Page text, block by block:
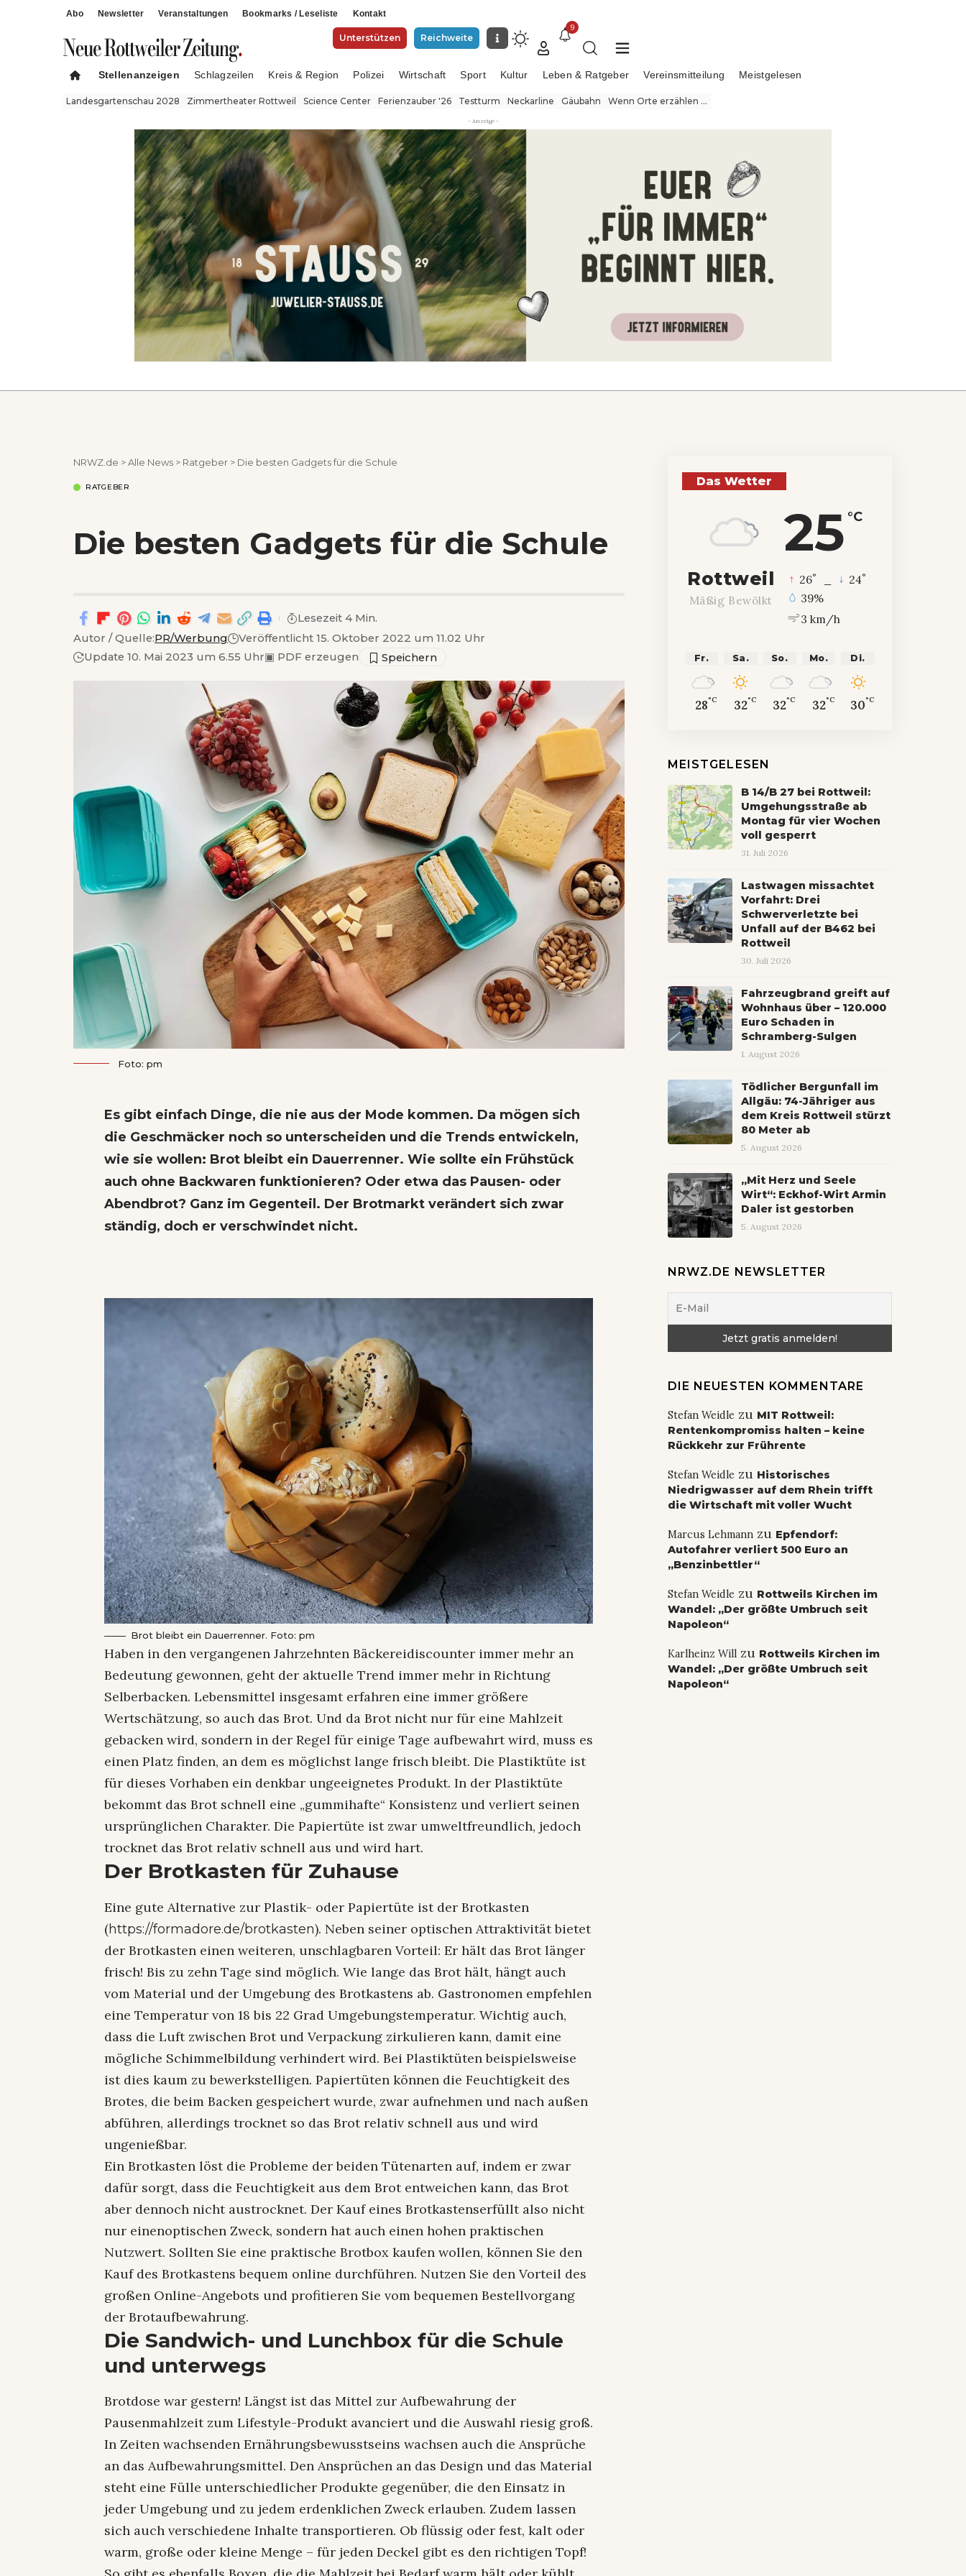
Abo Newsletter Veranstaltungen Bookmarks / Leseliste Kontakt
Unterstützen Reichweite
9
Stellenanzeigen Schlagzeilen Kreis & Region Polizei Wirtschaft Sport Kultur Leben & Ratgeber Vereinsmitteilung Meistgelesen
Landesgartenschau 2028 Zimmertheater Rottweil Science Center Ferienzauber '26 Testturm Neckarline Gäubahn Wenn Orte erzählen ...
- Anzeige -
NRWZ.de >Alle News > Ratgeber > Die besten Gadgets für die Schule
RATGEBER
Die besten Gadgets für die Schule
Autor / Quelle:PR/Werbung
Veröffentlicht 15. Oktober 2022 um 11.02 Uhr
Update 10. Mai 2023 um 6.55 Uhr▣ PDF erzeugen
Lesezeit 4 Min.
Foto: pm
Es gibt einfach Dinge, die nie aus der Mode kommen. Da mögen sich
die Geschmäcker noch so unterscheiden und die Trends entwickeln,
wie sie wollen: Brot bleibt ein Dauerrenner. Wie sollte ein Frühstück
auch ohne Backwaren funktionieren? Oder etwa das Pausen- oder
Abendbrot? Ganz im Gegenteil. Der Brotmarkt verändert sich zwar
ständig, doch er verschwindet nicht.
Brot bleibt ein Dauerrenner. Foto: pm
Haben in den vergangenen Jahrzehnten Bäckereidiscounter immer mehr an
Bedeutung gewonnen, geht der aktuelle Trend immer mehr in Richtung
Selberbacken. Lebensmittel insgesamt erfahren eine immer größere
Wertschätzung, so auch das Brot. Und da Brot nicht nur für eine Mahlzeit
gebacken wird, sondern in der Regel für einige Tage aufbewahrt wird, muss es
einen Platz finden, an dem es möglichst lange frisch bleibt. Die Plastiktüte ist
für dieses Vorhaben ein denkbar ungeeignetes Produkt. In der Plastiktüte
bekommt das Brot schnell eine „gummihafte“ Konsistenz und verliert seinen
ursprünglichen Charakter. Die Papiertüte ist zwar umweltfreundlich, jedoch
trocknet das Brot relativ schnell aus und wird hart.
Der Brotkasten für Zuhause
Eine gute Alternative zur Plastik- oder Papiertüte ist der Brotkasten
(https://formadore.de/brotkasten). Neben seiner optischen Attraktivität bietet
der Brotkasten einen weiteren, unschlagbaren Vorteil: Er hält das Brot länger
frisch! Bis zu zehn Tage sind möglich. Wie lange das Brot hält, hängt auch
vom Material und der Umgebung des Brotkastens ab. Gastronomen empfehlen
eine Temperatur von 18 bis 22 Grad Umgebungstemperatur. Wichtig auch,
dass die Luft zwischen Brot und Verpackung zirkulieren kann, damit eine
mögliche Schimmelbildung verhindert wird. Bei Plastiktüten beispielsweise
ist dies kaum zu bewerkstelligen. Papiertüten können die Feuchtigkeit des
Brotes, die beim Backen gespeichert wurde, zwar aufnehmen und nach außen
abführen, allerdings trocknet so das Brot relativ schnell aus und wird
ungenießbar.
Ein Brotkasten löst die Probleme der beiden Tütenarten auf, indem er zwar
dafür sorgt, dass die Feuchtigkeit aus dem Brot entweichen kann, das Brot
aber dennoch nicht austrocknet. Der Kauf eines Brotkastenserfüllt also nicht
nur einenoptischen Zweck, sondern hat auch einen hohen praktischen
Nutzwert. Sollten Sie eine praktische Brotbox kaufen wollen, können Sie den
Kauf des Brotkastens bequem online durchführen. Nutzen Sie den Vorteil des
großen Online-Angebots und profitieren Sie vom bequemen Bestellvorgang
der Brotaufbewahrung.
Die Sandwich- und Lunchbox für die Schule
und unterwegs
Brotdose war gestern! Längst ist das Mittel zur Aufbewahrung der
Pausenmahlzeit zum Lifestyle-Produkt avanciert und die Auswahl riesig groß.
In Zeiten wachsenden Ernährungsbewusstseins wachsen auch die Ansprüche
an das Aufbewahrungsmittel. Den Ansprüchen an das Design und das Material
steht eine Fülle unterschiedlicher Produkte gegenüber, die den Einsatz in
jeder Umgebung und zu jedem erdenklichen Zweck erlauben. Zudem lassen
sich auch verschiedene Inhalte transportieren. Ob flüssig oder fest, kalt oder
warm, große oder kleine Menge – für jeden Deckel gibt es den richtigen Topf!
Das Wetter
25 °C
Rottweil
Mäßig Bewölkt
26° 24°
39%
3 km/h
Fr.
28°C
Sa.
32°C
So.
32°C
Mo.
32°C
Di.
30°C
MEISTGELESEN
B 14/B 27 bei Rottweil:
Umgehungsstraße ab
Montag für vier Wochen
voll gesperrt
31. Juli 2026
Lastwagen missachtet
Vorfahrt: Drei
Schwerverletzte bei
Unfall auf der B462 bei
Rottweil
30. Juli 2026
Fahrzeugbrand greift auf
Wohnhaus über – 120.000
Euro Schaden in
Schramberg-Sulgen
1. August 2026
Tödlicher Bergunfall im
Allgäu: 74-Jähriger aus
dem Kreis Rottweil stürzt
80 Meter ab
5. August 2026
„Mit Herz und Seele
Wirt“: Eckhof-Wirt Armin
Daler ist gestorben
5. August 2026
NRWZ.DE NEWSLETTER
DIE NEUESTEN KOMMENTARE
Stefan Weidle zu MIT Rottweil:
Rentenkompromiss halten – keine
Rückkehr zur Frührente
Stefan Weidle zu Historisches
Niedrigwasser auf dem Rhein trifft
die Wirtschaft mit voller Wucht
Marcus Lehmannzu Epfendorf:
Autofahrer verliert 500 Euro an
„Benzinbettler“
Stefan Weidle zu Rottweils Kirchen im
Wandel: „Der größte Umbruch seit
Napoleon“
Karlheinz Willzu Rottweils Kirchen im
Wandel: „Der größte Umbruch seit
Napoleon“